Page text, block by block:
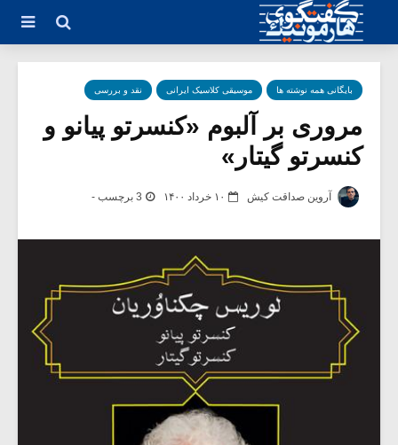
بایگانی همه نوشته ها موسیقی کلاسیک ایرانی نقد و بررسی
مروری بر آلبوم «کنسرتو پیانو و
کنسرتو گیتار»
آروین صداقت کیش ۱۰ خرداد ۱۴۰۰ 3 برچسب -